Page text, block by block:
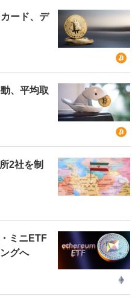
ード、デ
、平均取
2社を制
ミニETF
グへ